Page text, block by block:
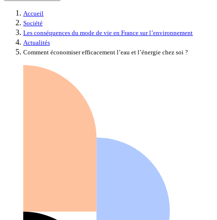
Accueil
Société
Les conséquences du mode de vie en France sur l’environnement
Actualités
Comment économiser efficacement l’eau et l’énergie chez soi ?